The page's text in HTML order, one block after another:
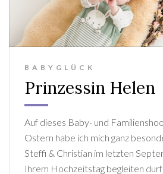
BABYGLÜCK
Prinzessin Helen
Auf dieses Baby- und
Ostern habe ich mich ganz
Steffi & Christian im letzten
Ihrem Hochzeitstag begleiten